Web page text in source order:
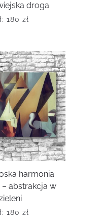
droga
180 zł
harmonia
abstrakcja w
180 zł